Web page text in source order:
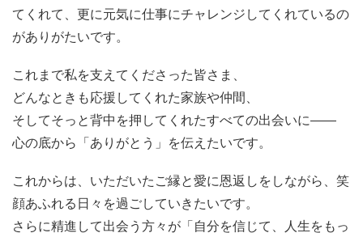
てくれて、更に元気に仕事にチャレンジしてくれているの
がありがたいです。
これまで私を支えてくださった皆さま、
どんなときも応援してくれた家族や仲間、
そしてそっと背中を押してくれたすべての出会いに――
心の底から「ありがとう」を伝えたいです。
これからは、いただいたご縁と愛に恩返しをしながら、笑
顔あふれる日々を過ごしていきたいです。
さらに精進して出会う方々が「自分を信じて、人生をもっ